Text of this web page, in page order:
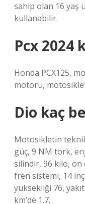
sahip olan 16 yaş
kullanabilir.
Pcx 2024
Honda PCX125,
motoru,
Dio kaç
Motosikletin
güç, 9 NM tork,
silindir, 96 kilo, ön
fren sistemi, 14
yüksekliği 76,
km’de 1.7.